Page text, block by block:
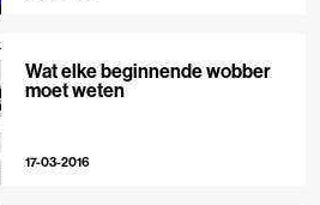
Wat elke beginnende wobber
moet weten
17-03-2016